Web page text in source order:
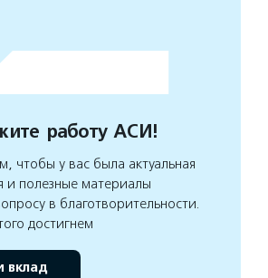
работу АСИ!
чтобы у вас была актуальная
полезные материалы
в благотворительности.
достигнем
вклад